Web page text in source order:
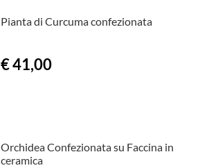
Pianta di Curcuma confezionata
€ 41,00
Orchidea Confezionata su Faccina in
ceramica